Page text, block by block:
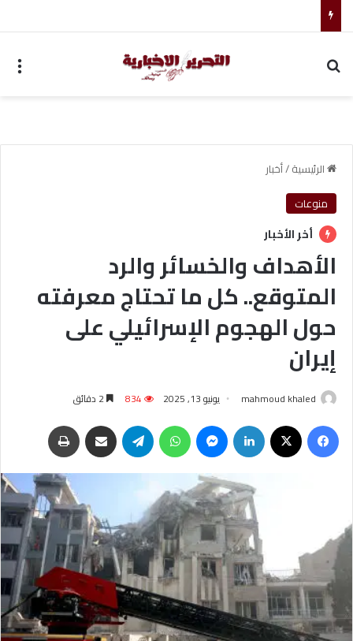
الرئيسية/أخبار
منوعات
أخر الأخبار
الأهداف والخسائر والرد
المتوقع.. كل ما تحتاج معرفته
حول الهجوم الإسرائيلي على
إيران
mahmoud khaled يونيو 13, 2025 834
فيسبوك لينكدإن ماسنجر واتساب تيلقرام مشاركة عبر البريد